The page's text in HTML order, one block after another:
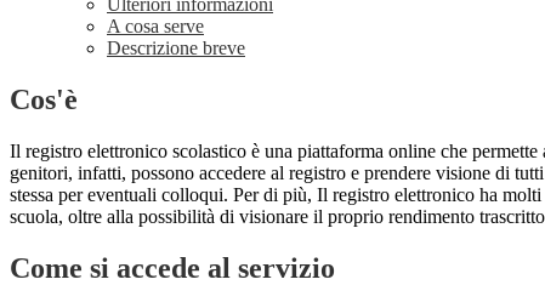
Ulteriori informazioni
A cosa serve
Descrizione breve
Cos'è
Il registro elettronico scolastico è una piattaforma online che
genitori, infatti, possono accedere al registro e prendere visione di
stessa per eventuali colloqui. Per di più, Il registro elettronico ha
scuola, oltre alla possibilità di visionare il proprio rendimento
Come si accede al servizio